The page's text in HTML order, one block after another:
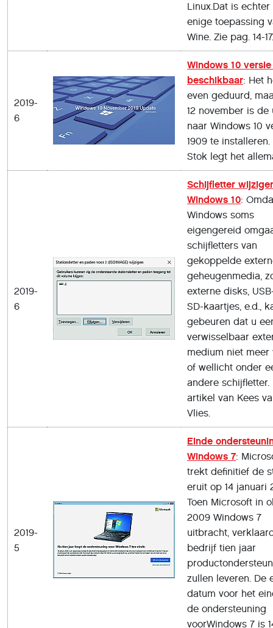
Linux.Dat is
enige toepassing
Wine. Zie pag. 14-17.
2019-
6
Windows 10
beschikbaar: Het
even geduurd,
12 november is de
naar Windows 10
1909 te installeren.
Stok legt het
2019-
6
Schijfletter
Windows 10:
Windows soms
eigengereid
schijfletters van
gekoppelde
geheugenmedia,
externe disks,
SD-kaartjes, e.d.,
gebeuren dat u
verwisselbaar
medium niet meer
of wellicht onder
andere schijfletter.
artikel van Kees
Vlies.
2019-
5
Einde
Windows 7:
trekt definitief de
eruit op 14 januari
Toen Microsoft in
2009 Windows 7
uitbracht,
bedrijf tien jaar
zullen leveren. De
datum voor het
de ondersteuning
voorWindows 7 is